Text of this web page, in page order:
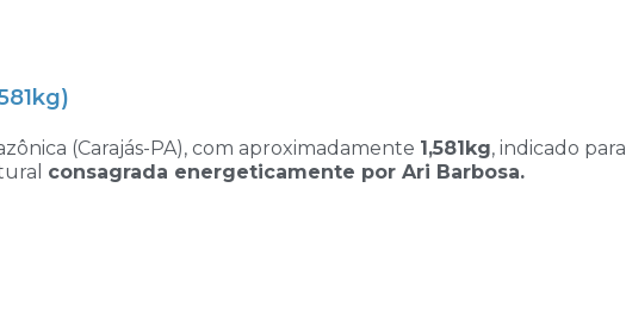
(Carajás-PA), com aproximadamente 1,581kg, indicado para
consagrada energeticamente por Ari Barbosa.